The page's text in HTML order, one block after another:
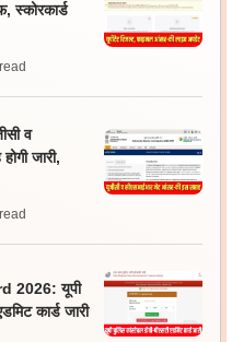
व
जारी,
2026: यूपी
कार्ड जारी